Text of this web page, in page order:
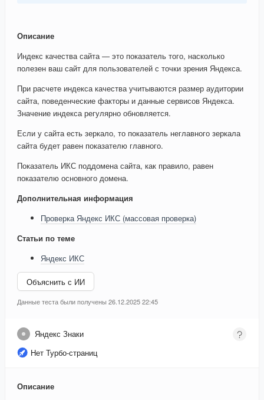
Описание
Индекс качества сайта — это показатель того, насколько
полезен ваш сайт для пользователей с точки зрения Яндекса.
При расчете индекса качества учитываются размер аудитории
сайта, поведенческие факторы и данные сервисов Яндекса.
Значение индекса регулярно обновляется.
Если у сайта есть зеркало, то показатель неглавного зеркала
сайта будет равен показателю главного.
Показатель ИКС поддомена сайта, как правило, равен
показателю основного домена.
Дополнительная информация
Проверка Яндекс ИКС (массовая проверка)
Статьи по теме
Яндекс ИКС
Объяснить с ИИ
Данные теста были получены 26.12.2025 22:45
Яндекс Знаки
Нет Турбо-страниц
Описание